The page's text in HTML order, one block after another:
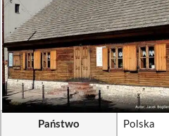
Państwo Polska